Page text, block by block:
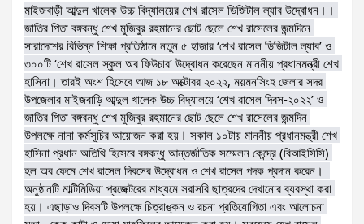
মাইজবাড়ী আব্দুল খালেক উচ্চ বিদ্যালয়ের শেখ রাসেল ডিজিটাল ল্যাব উদ্বোধন।।
জাতির পিতা বঙ্গবন্ধু শেখ মুজিবুর রহমানের ছোট ছেলে শেখ রাসেলের জন্মদিনে
সারাদেশের বিভিন্ন শিক্ষা প্রতিষ্ঠানে নতুন ৫ হাজার ‘শেখ রাসেল ডিজিটাল ল্যাব’ ও
৩০০টি ‘শেখ রাসেল স্কুল অব ফিউচার’ উদ্বোধন করেছেন মাননীয় প্রধানমন্ত্রী শেখ
হাসিনা। তারই অংশ হিসেবে আজ ১৮ অক্টোবর ২০২২, ময়মনসিংহ জেলার সদর
উপজেলার মাইজবাড়ি আব্দুল খালেক উচ্চ বিদ্যালয়ে ‘শেখ রাসেল দিবস-২০২২’ ও
জাতির পিতা বঙ্গবন্ধু শেখ মুজিবুর রহমানের ছোট ছেলে শেখ রাসেলের জন্মদিন
উপলক্ষে নানা কর্মসূচির আয়োজন করা হয়। সকাল ১০টায় মাননীয় প্রধানমন্ত্রী শেখ
হাসিনা প্রধান অতিথি হিসেবে বঙ্গবন্ধু আন্তর্জাতিক সম্মেলন কেন্দ্রে (বিআইসিসি)
হল অব ফেমে শেখ রাসেল দিবসের উদ্বোধন ও শেখ রাসেল পদক প্রদান করেন।
অনুষ্ঠানটি মাল্টিমিডিয়া প্রজেক্টরের মাধ্যমে সরাসরি ছাত্রদের দেখানোর ব্যবস্থা করা
হয়। এছাড়াও দিবসটি উপলক্ষে চিত্রাঙ্কন ও রচনা প্রতিযোগিতা এবং আলোচনা